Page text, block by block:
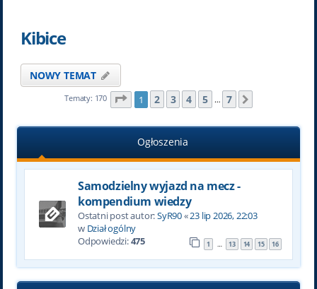
Kibice
NOWY TEMAT
Tematy: 170 Strona z
1 2 3 4 5 … 7
Ogłoszenia
Samodzielny wyjazd na mecz -
kompendium wiedzy
Ostatni post autor:SyR90«23 lip 2026, 22:03
w Dział ogólny
Odpowiedzi:475 1 … 13 14 15 16